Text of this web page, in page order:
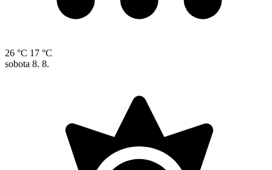
26 °C 17 °C
sobota 8. 8.